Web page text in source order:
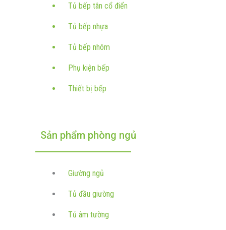
Tủ bếp tân cổ điển
Tủ bếp nhựa
Tủ bếp nhôm
Phụ kiện bếp
Thiết bị bếp
Sản phẩm phòng ngủ
Giường ngủ
Tủ đầu giường
Tủ âm tường